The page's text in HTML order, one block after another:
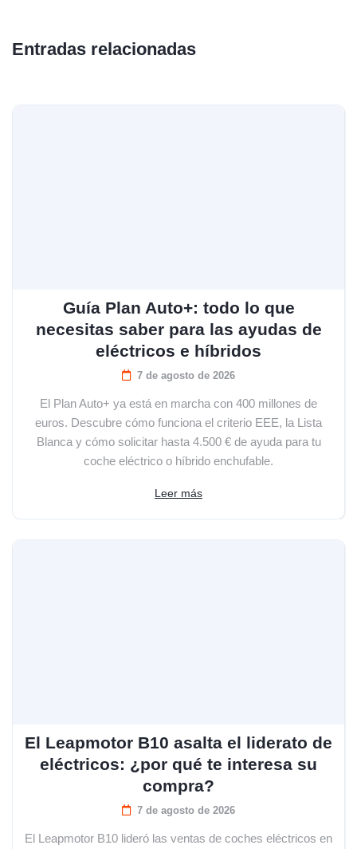
Entradas relacionadas
Guía Plan Auto+: todo lo que
necesitas saber para las ayudas de
eléctricos e híbridos
7 de agosto de 2026
El Plan Auto+ ya está en marcha con 400 millones de
euros. Descubre cómo funciona el criterio EEE, la Lista
Blanca y cómo solicitar hasta 4.500 € de ayuda para tu
coche eléctrico o híbrido enchufable.
Leer más
El Leapmotor B10 asalta el liderato de
eléctricos: ¿por qué te interesa su
compra?
7 de agosto de 2026
El Leapmotor B10 lideró las ventas de coches eléctricos en